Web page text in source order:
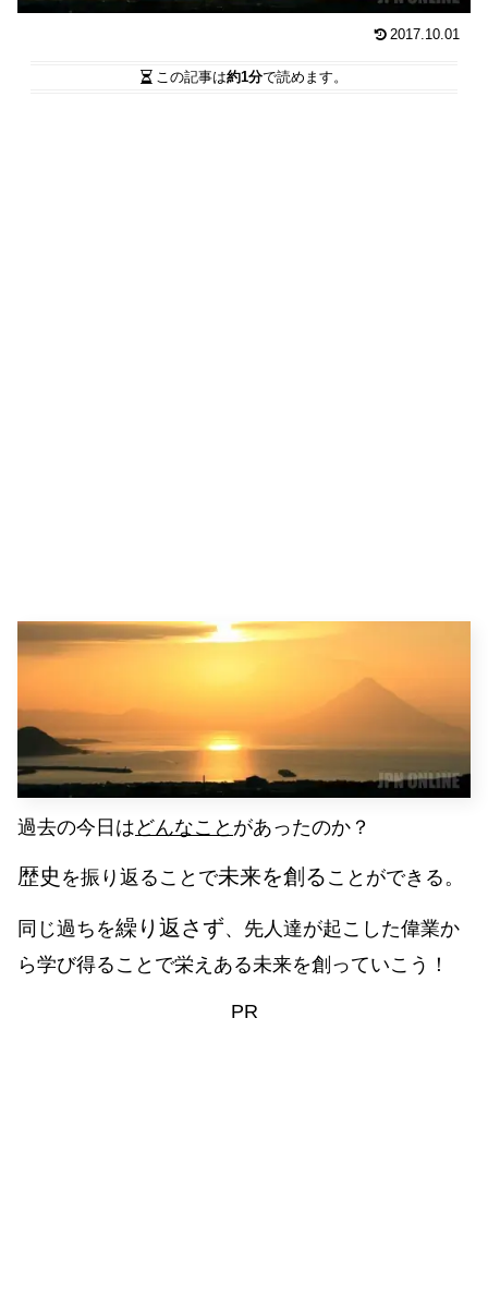
2017.10.01
この記事は約1分で読めます。
過去の今日はどんなこと があったのか？
歴史 を振り返ることで未来を創る ことができる。
同じ過ちを繰り返さず、先人達が起こした偉業か
ら学び得ることで栄えある未来を創っていこう！
PR